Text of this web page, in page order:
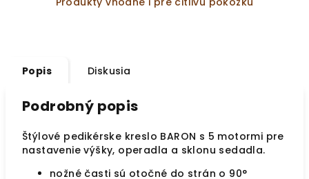
Popis Diskusia
Podrobný popis
Štýlové pedikérske kreslo BARON s 5 motormi pre
nastavenie výšky, operadla a sklonu sedadla.
nožné časti sú otočné do strán o 90°